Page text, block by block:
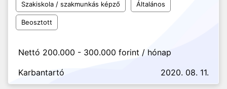
Szakiskola / szakmunkás képző Általános
Beosztott
Nettó 200.000 - 300.000 forint / hónap
Karbantartó
2020. 08. 11.